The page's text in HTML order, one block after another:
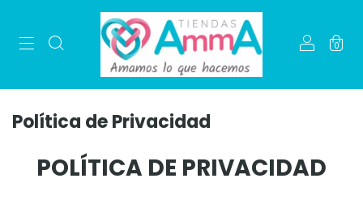
0
Política de Privacidad
POLÍTICA DE PRIVACIDAD